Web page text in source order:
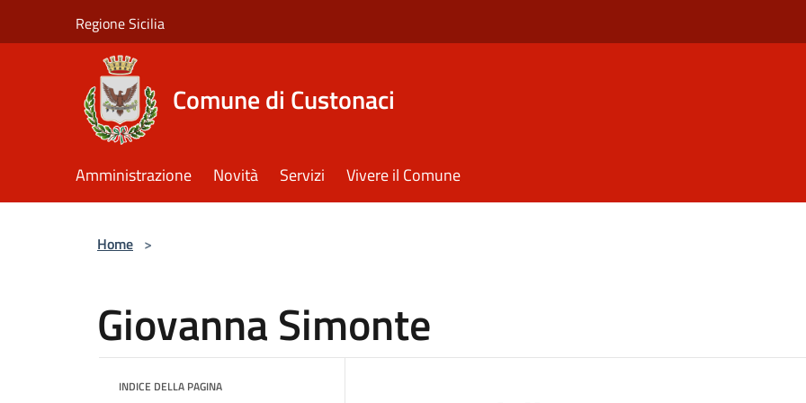
Regione Sicilia
Comune di Custonaci
Amministrazione Novità Servizi Vivere il Comune
Home >
Giovanna Simonte
INDICE DELLA PAGINA